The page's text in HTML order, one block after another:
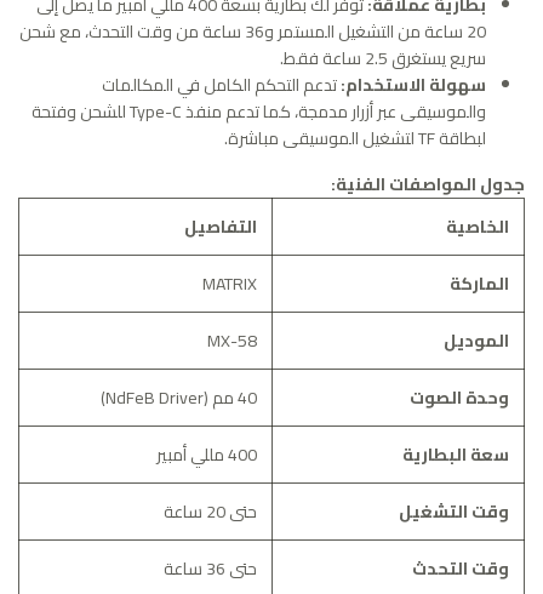
20 ساعة من التشغيل المستمر و36 ساعة من وقت التحدث، مع شحن
سريع يستغرق 2.5 ساعة فقط.
سهولة الاستخدام:تدعم التحكم الكامل في المكالمات
والموسيقى عبر أزرار مدمجة، كما تدعم منفذ Type-C للشحن وفتحة
لبطاقة TF لتشغيل الموسيقى مباشرة.
جدول المواصفات الفنية:
الخاصية
التفاصيل
الماركة
MATRIX
الموديل
MX-58
وحدة الصوت
40 مم (NdFeB Driver)
سعة البطارية
400 مللي أمبير
وقت التشغيل
حتى 20 ساعة
وقت التحدث
حتى 36 ساعة